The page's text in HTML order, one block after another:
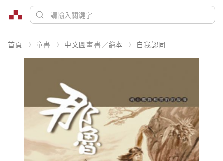
首頁 童書 中文圖畫書／繪本 自我認同